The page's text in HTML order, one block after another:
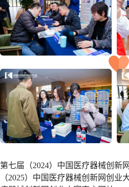
第七届（2024）中国医疗器械创新
（2025）中国医疗器械创新网创业